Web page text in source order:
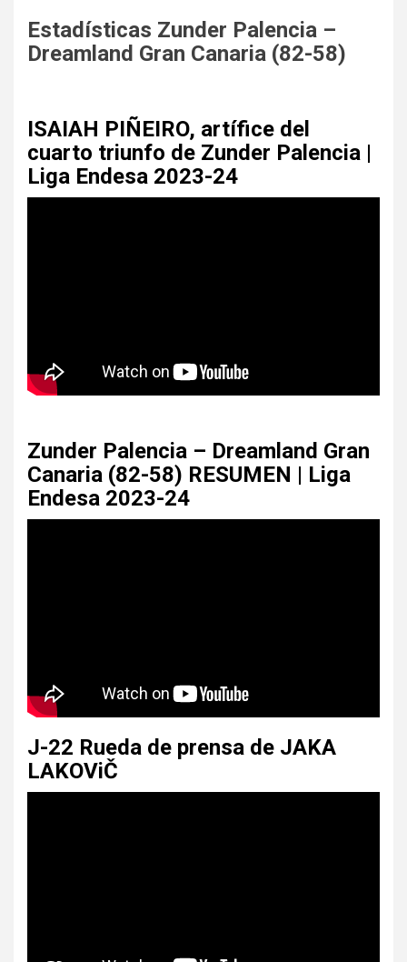
Estadísticas Zunder Palencia –
Dreamland Gran Canaria (82-58)
ISAIAH PIÑEIRO, artífice del
cuarto triunfo de Zunder Palencia |
Liga Endesa 2023-24
Zunder Palencia – Dreamland Gran
Canaria (82-58) RESUMEN | Liga
Endesa 2023-24
J-22 Rueda de prensa de JAKA
LAKOViČ